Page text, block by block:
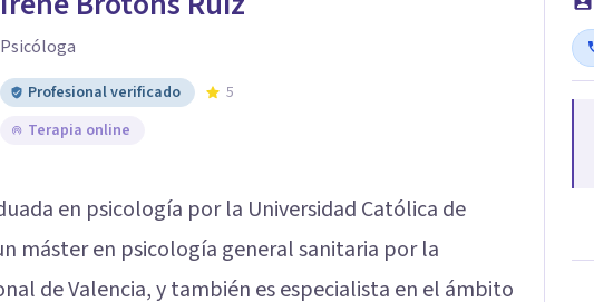
Psicóloga
Profesional verificado
5
Terapia online
en psicología por la Universidad Católica de
máster en psicología general sanitaria por la
de Valencia, y también es especialista en el ámbito